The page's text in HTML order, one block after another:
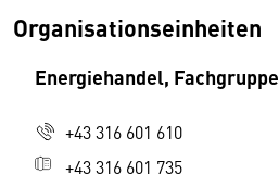
Organisationseinheiten
Energiehandel, Fachgruppe
+43 316 601 610
+43 316 601 735